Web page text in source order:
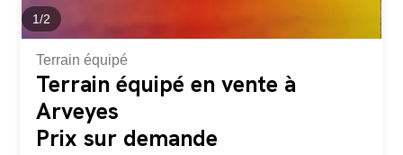
1/2
Terrain équipé
Terrain équipé en vente à
Arveyes
Prix sur demande